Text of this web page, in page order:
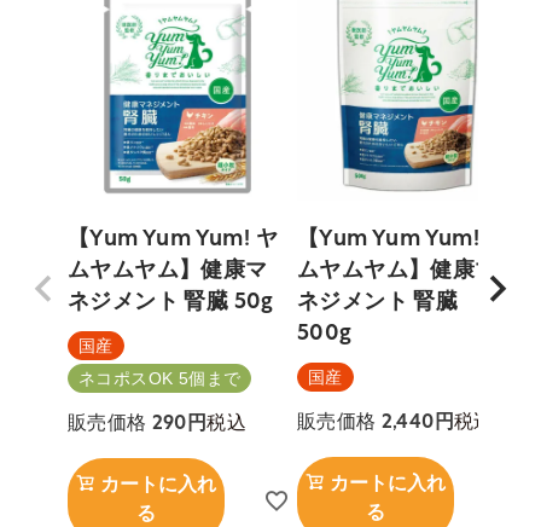
【Yum Yum Yum! ヤ
ムヤムヤム】健康マ
ネジメント 腎臓 50g
国産
ネコポスOK 5個まで
販売価格 290 税込
カートに入れ
る
【Yum Yum Yum! ヤ
ムヤムヤム】健康マ
ネジメント 腎臓
500g
国産
販売価格 2,440 税込
カートに入れ
る